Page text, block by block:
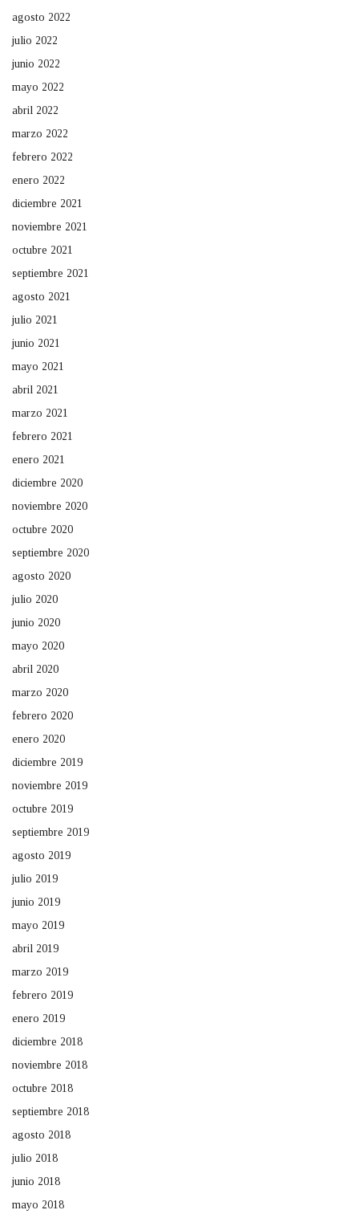
agosto 2022
julio 2022
junio 2022
mayo 2022
abril 2022
marzo 2022
febrero 2022
enero 2022
diciembre 2021
noviembre 2021
octubre 2021
septiembre 2021
agosto 2021
julio 2021
junio 2021
mayo 2021
abril 2021
marzo 2021
febrero 2021
enero 2021
diciembre 2020
noviembre 2020
octubre 2020
septiembre 2020
agosto 2020
julio 2020
junio 2020
mayo 2020
abril 2020
marzo 2020
febrero 2020
enero 2020
diciembre 2019
noviembre 2019
octubre 2019
septiembre 2019
agosto 2019
julio 2019
junio 2019
mayo 2019
abril 2019
marzo 2019
febrero 2019
enero 2019
diciembre 2018
noviembre 2018
octubre 2018
septiembre 2018
agosto 2018
julio 2018
junio 2018
mayo 2018